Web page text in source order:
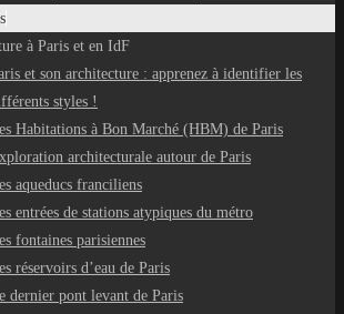
à Paris et en IdF
et son architecture : apprenez à identifier les
styles !
Habitations à Bon Marché (HBM) de Paris
architecturale autour de Paris
aqueducs franciliens
entrées de stations atypiques du métro
fontaines parisiennes
réservoirs d’eau de Paris
dernier pont levant de Paris